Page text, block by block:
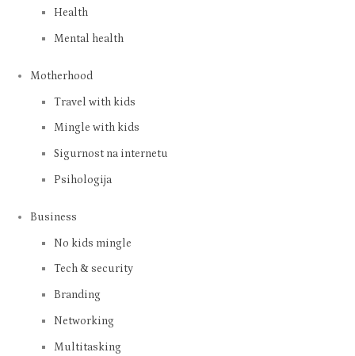
Health
Mental health
Motherhood
Travel with kids
Mingle with kids
Sigurnost na internetu
Psihologija
Business
No kids mingle
Tech & security
Branding
Networking
Multitasking